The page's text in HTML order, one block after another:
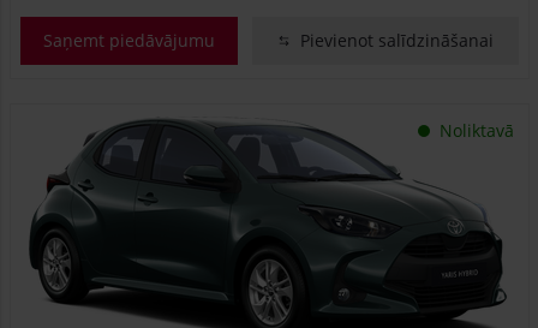
Saņemt piedāvājumu Pievienot salīdzināšanai
Noliktavā